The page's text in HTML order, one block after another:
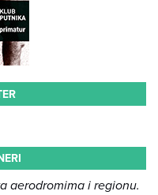
aerodromima i regionu.